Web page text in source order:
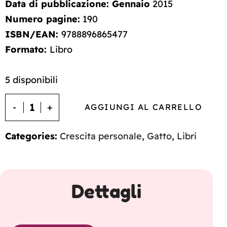
Data di pubblicazione: Gennaio 2015
Numero pagine: 190
ISBN/EAN: 9788896865477
Formato: Libro
5 disponibili
AGGIUNGI AL CARRELLO
Categories: Crescita personale, Gatto, Libri
Dettagli